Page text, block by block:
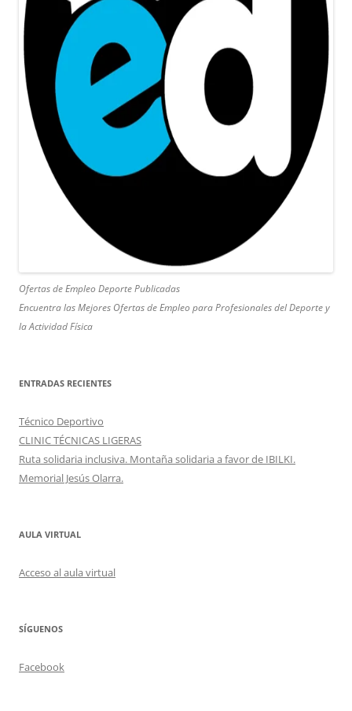
Ofertas de Empleo Deporte Publicadas
Encuentra las Mejores Ofertas de Empleo para Profesionales del Deporte y
la Actividad Física
ENTRADAS RECIENTES
Técnico Deportivo
CLINIC TÉCNICAS LIGERAS
Ruta solidaria inclusiva. Montaña solidaria a favor de IBILKI.
Memorial Jesús Olarra.
AULA VIRTUAL
Acceso al aula virtual
SÍGUENOS
Facebook